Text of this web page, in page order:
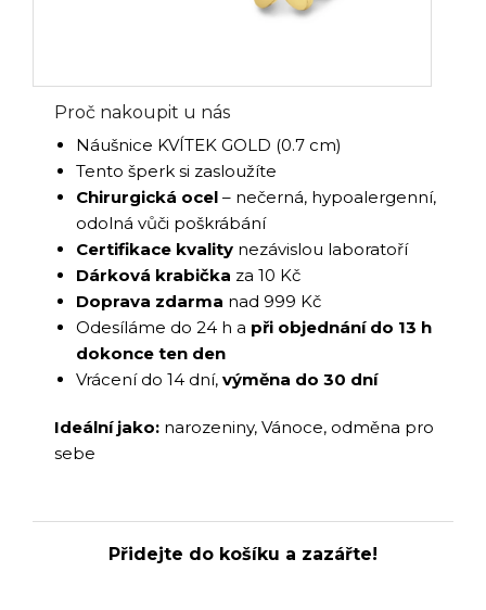
Proč nakoupit u nás
Náušnice KVÍTEK GOLD (0.7 cm)
Tento šperk si zasloužíte
Chirurgická ocel – nečerná, hypoalergenní,
odolná vůči poškrábání
Certifikace kvality nezávislou laboratoří
Dárková krabička za 10 Kč
Doprava zdarma nad 999 Kč
Odesíláme do 24 h a při objednání do 13 h
dokonce ten den
Vrácení do 14 dní, výměna do 30 dní
Ideální jako: narozeniny, Vánoce, odměna pro
sebe
Přidejte do košíku a zazářte!